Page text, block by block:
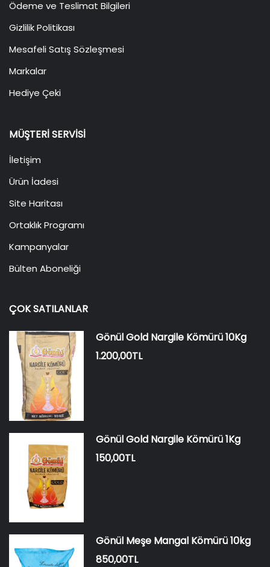
Ödeme ve Teslimat Bilgileri
Gizlilik Politikası
Mesafeli Satış Sözleşmesi
Markalar
Hediye Çeki
MÜŞTERI SERVISI
İletişim
Ürün İadesi
Site Haritası
Ortaklık Programı
Kampanyalar
Bülten Aboneliği
ÇOK SATILANLAR
Gönül Gold Nargile Kömürü 10Kg
1.200,00TL
Gönül Gold Nargile Kömürü 1Kg
150,00TL
Gönül Meşe Mangal Kömürü 10kg
850,00TL